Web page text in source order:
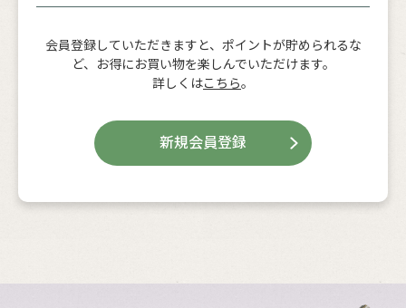
会員登録していただきますと、ポイントが貯められるな
ど、お得にお買い物を楽しんでいただけます。
詳しくはこちら。
新規会員登録